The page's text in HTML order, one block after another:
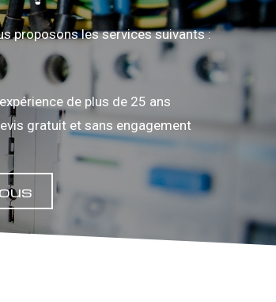
proposons les services suivants :
de plus de 25 ans
gratuit et sans engagement